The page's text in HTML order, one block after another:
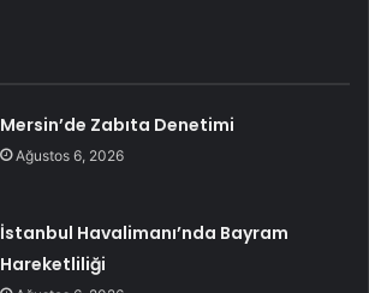
Mersin’de Zabıta Denetimi
Ağustos 6, 2026
İstanbul Havalimanı’nda Bayram
Hareketliliği